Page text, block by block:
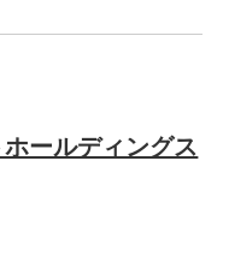
ールディングス